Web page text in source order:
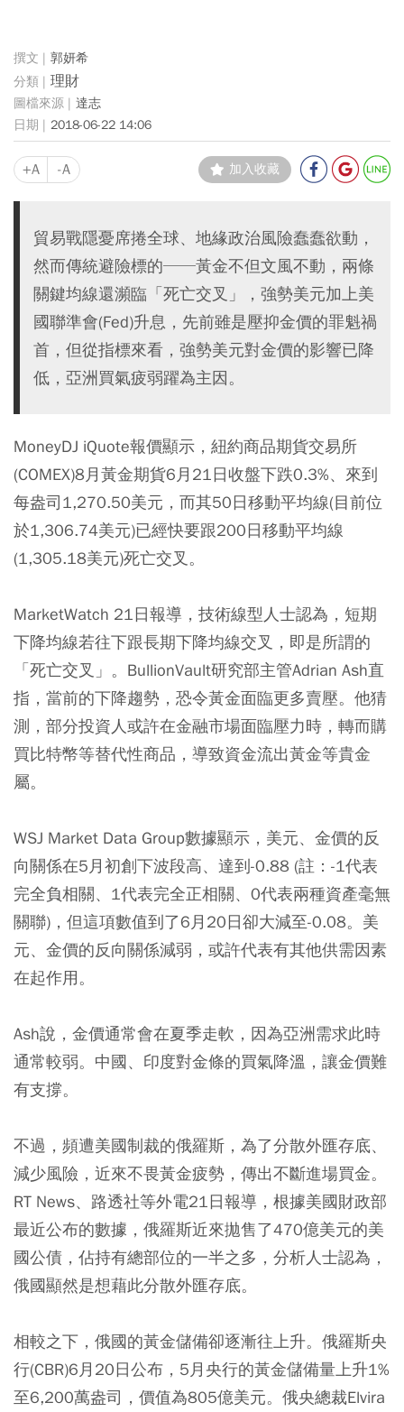
郭妍希
理財
達志
2018-06-22 14:06
+A -A 加入收藏
貿易戰隱憂席捲全球、地緣政治風險蠢蠢欲動，
然而傳統避險標的──黃金不但文風不動，兩條
關鍵均線還瀕臨「死亡交叉」，強勢美元加上美
國聯準會(Fed)升息，先前雖是壓抑金價的罪魁禍
首，但從指標來看，強勢美元對金價的影響已降
低，亞洲買氣疲弱躍為主因。
MoneyDJ iQuote報價顯示，紐約商品期貨交易所
(COMEX)8月黃金期貨6月21日收盤下跌0.3%、來到
每盎司1,270.50美元，而其50日移動平均線(目前位
於1,306.74美元)已經快要跟200日移動平均線
(1,305.18美元)死亡交叉。
MarketWatch 21日報導，技術線型人士認為，短期
下降均線若往下跟長期下降均線交叉，即是所謂的
「死亡交叉」。BullionVault研究部主管Adrian Ash直
指，當前的下降趨勢，恐令黃金面臨更多賣壓。他猜
測，部分投資人或許在金融市場面臨壓力時，轉而購
買比特幣等替代性商品，導致資金流出黃金等貴金
屬。
WSJ Market Data Group數據顯示，美元、金價的反
向關係在5月初創下波段高、達到-0.88 (註：-1代表
完全負相關、1代表完全正相關、0代表兩種資產毫無
關聯)，但這項數值到了6月20日卻大減至-0.08。美
元、金價的反向關係減弱，或許代表有其他供需因素
在起作用。
Ash說，金價通常會在夏季走軟，因為亞洲需求此時
通常較弱。中國、印度對金條的買氣降溫，讓金價難
有支撐。
不過，頻遭美國制裁的俄羅斯，為了分散外匯存底、
減少風險，近來不畏黃金疲勢，傳出不斷進場買金。
RT News、路透社等外電21日報導，根據美國財政部
最近公布的數據，俄羅斯近來拋售了470億美元的美
國公債，佔持有總部位的一半之多，分析人士認為，
俄國顯然是想藉此分散外匯存底。
相較之下，俄國的黃金儲備卻逐漸往上升。俄羅斯央
行(CBR)6月20日公布，5月央行的黃金儲備量上升1%
至6,200萬盎司，價值為805億美元。俄央總裁Elvira